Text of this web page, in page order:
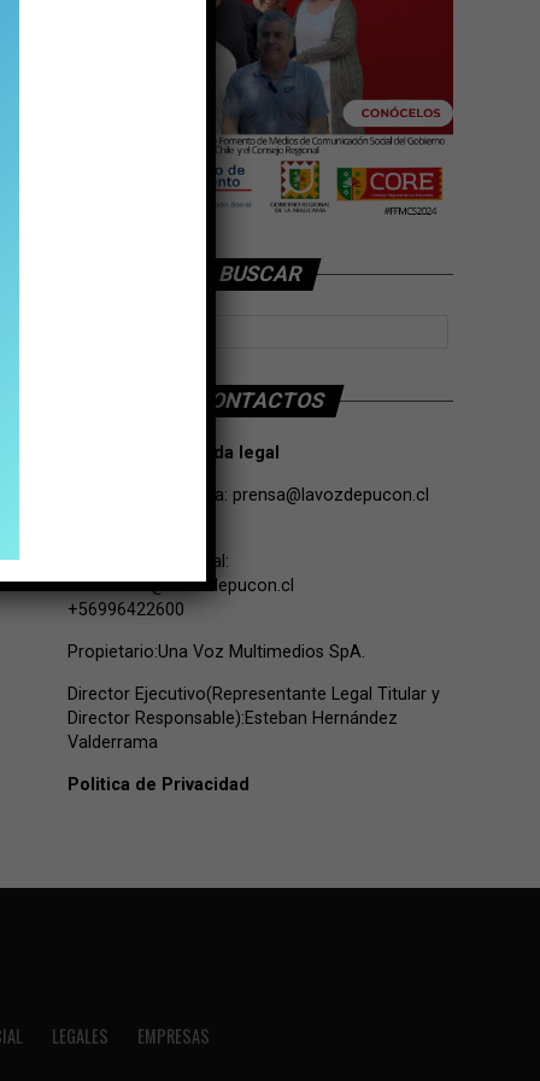
BUSCAR
CONTACTOS
Tarifas Propaganda legal
Contacto de Prensa: prensa@lavozdepucon.cl
Contacto Comercial:
comercial@lavozdepucon.cl
+56996422600
Propietario:Una Voz Multimedios SpA.
Director Ejecutivo(Representante Legal Titular y
Director Responsable):Esteban Hernández
Valderrama
Politica de Privacidad
LEGALES EMPRESAS